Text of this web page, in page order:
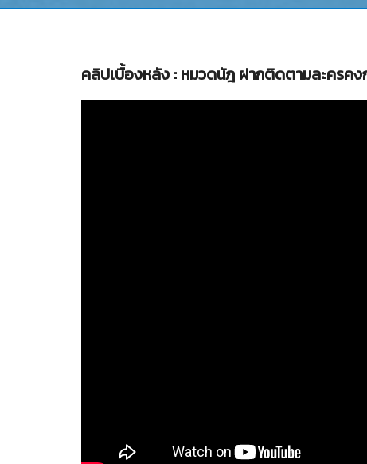
คลิปเบื้องหลัง : หมวดนัฎ ฝากติดตามละครคง